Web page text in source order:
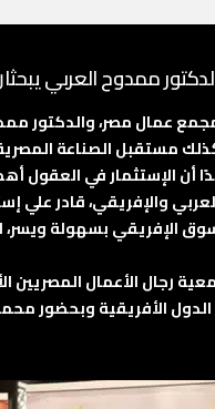
ممدوح العربي
مصر، والدكتور
مستقبل الصناعة
الإستثمار في العقول
والإفريقي، قادر علي
الإفريقي بسهولة
الأعمال المصريين
الأفريقية وبحضور